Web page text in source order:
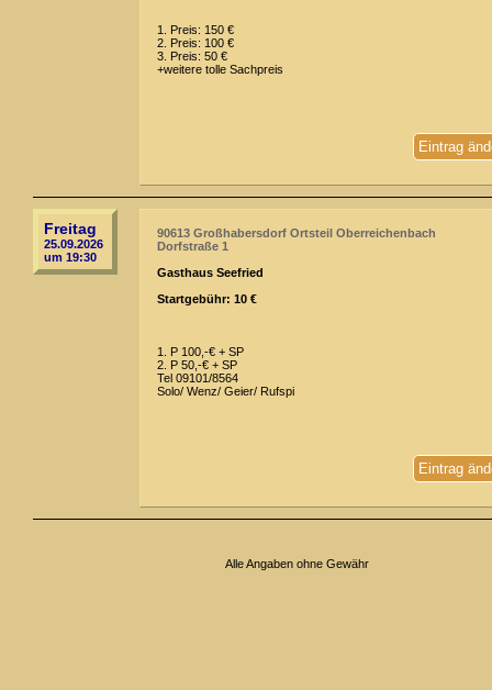
1. Preis: 150 €
2. Preis: 100 €
3. Preis: 50 €
+weitere tolle Sachpreis
Eintrag
Freitag
25.09.2026
um 19:30
90613 Großhabersdorf Ortsteil Oberreichenbach
Dorfstraße 1
Gasthaus Seefried
Startgebühr: 10 €
1. P 100,-€ + SP
2. P 50,-€ + SP
Tel 09101/8564
Solo/ Wenz/ Geier/ Rufspi
Eintrag
Alle Angaben ohne Gewähr